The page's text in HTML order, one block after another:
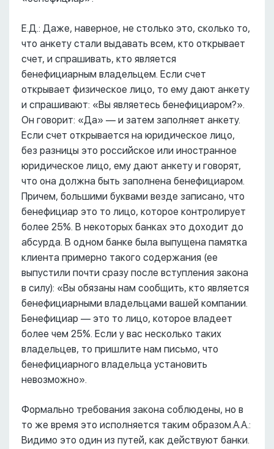
Е.Д.: Даже, наверное, не столько это, сколько то,
что анкету стали выдавать всем, кто открывает
счет, и спрашивать, кто является
бенефициарным владельцем. Если счет
открывает физическое лицо, то ему дают анкету
и спрашивают: «Вы являетесь бенефициаром?».
Он говорит: «Да» –– и затем заполняет анкету.
Если счет открывается на юридическое лицо,
без разницы это российское или иностранное
юридическое лицо, ему дают анкету и говорят,
что она должна быть заполнена бенефициаром.
Причем, большими буквами везде записано, что
бенефициар это то лицо, которое контролирует
более 25%. В некоторых банках это доходит до
абсурда. В одном банке была выпущена памятка
клиента примерно такого содержания (ее
выпустили почти сразу после вступления закона
в силу): «Вы обязаны нам сообщить, кто является
бенефициарными владельцами вашей компании.
Бенефициар –– это то лицо, которое владеет
более чем 25%. Если у вас несколько таких
владельцев, то пришлите нам письмо, что
бенефициарного владельца установить
невозможно».
Формально требования закона соблюдены, но в
то же время это исполняется таким образом.А.А.:
Видимо это один из путей, как действуют банки.